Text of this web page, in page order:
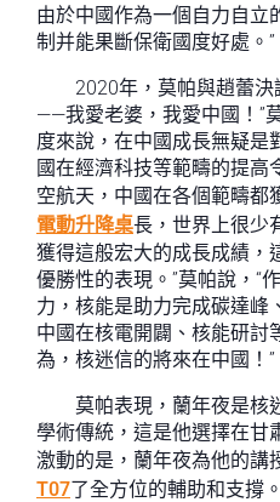
由於中國作為一個自力自立
制并能果斷保衛國度好處。”
2020年，莫帕與趙蕾
——我愛老婆，我愛中國！”
度來說，在中國成長無疑是
國在經濟科技等範疇的提高
空航天，中國在各個範疇都
電動升降桌長，世界上很少
獲得這般宏大的成長成績，
優勝性的表現。”莫帕說，“
力，核能是助力完成碳達峰
中國在核電開闢、核能研討
為，核迷信的將來在中國！”
莫帕表現，蘭年夜是核
學術傳統，這是他選擇在甘
激動的是，蘭年夜為他的講
T07了全方位的輔助和支撐